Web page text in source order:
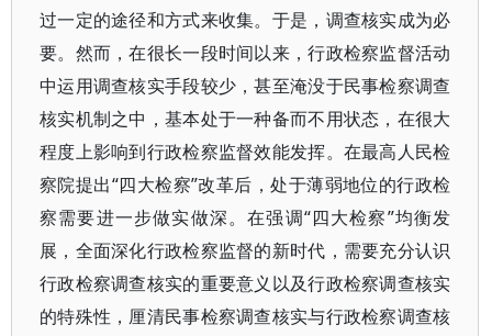
过一定的途径和方式来收集。于是，调查核实成为必
要。然而，在很长一段时间以来，行政检察监督活动
中运用调查核实手段较少，甚至淹没于民事检察调查
核实机制之中，基本处于一种备而不用状态，在很大
程度上影响到行政检察监督效能发挥。在最高人民检
察院提出“四大检察”改革后，处于薄弱地位的行政检
察需要进一步做实做深。在强调“四大检察”均衡发
展，全面深化行政检察监督的新时代，需要充分认识
行政检察调查核实的重要意义以及行政检察调查核实
的特殊性，厘清民事检察调查核实与行政检察调查核